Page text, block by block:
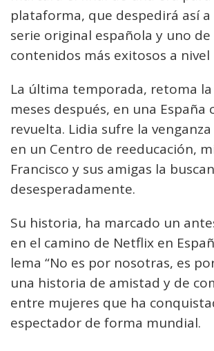
plataforma, que despedirá así
serie original española y uno de
contenidos más exitosos a
La última temporada, retoma
meses después, en una España
revuelta. Lidia sufre la
en un Centro de reeducación,
Francisco y sus amigas la buscan
desesperadamente.
Su historia, ha marcado un
en el camino de Netflix en
lema “No es por nosotras, es
una historia de amistad y de
entre mujeres que ha
espectador de forma mundial.